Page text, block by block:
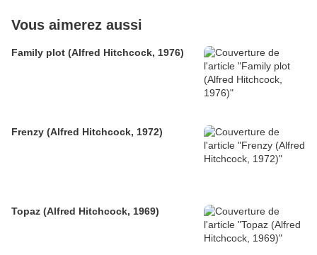
Vous aimerez aussi
Family plot (Alfred Hitchcock, 1976)
Frenzy (Alfred Hitchcock, 1972)
Topaz (Alfred Hitchcock, 1969)